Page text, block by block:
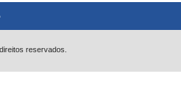
reservados.